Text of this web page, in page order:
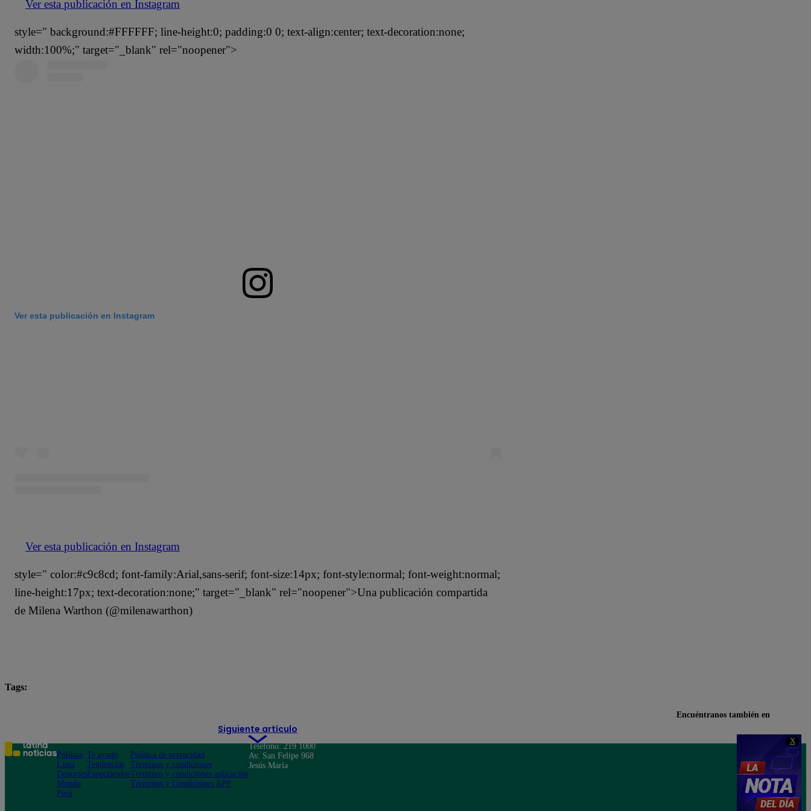
X
Ver esta publicación en Instagram
style=" background:#FFFFFF; line-height:0; padding:0 0; text-align:center; text-decoration:none;
width:100%;" target="_blank" rel="noopener">
Ver esta publicación en Instagram
Ver esta publicación en Instagram
style=" color:#c9c8cd; font-family:Arial,sans-serif; font-size:14px; font-style:normal; font-weight:normal;
line-height:17px; text-decoration:none;" target="_blank" rel="noopener">Una publicación compartida
de Milena Warthon (@milenawarthon)
Tags:
Siguiente artículo
Encuéntranos también en
Política
Lima
Deportes
Mundo
Perú
Te ayudo
Tendencias
Espectáculos
Política de privacidad
Términos y condiciones
Términos y condiciones aplicación
Términos y Condiciones APP
Teléfono: 219 1000
Av. San Felipe 968
Jesús María